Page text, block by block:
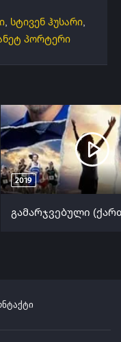
, სტივენ ჰუსარი,
პორტერი
2019